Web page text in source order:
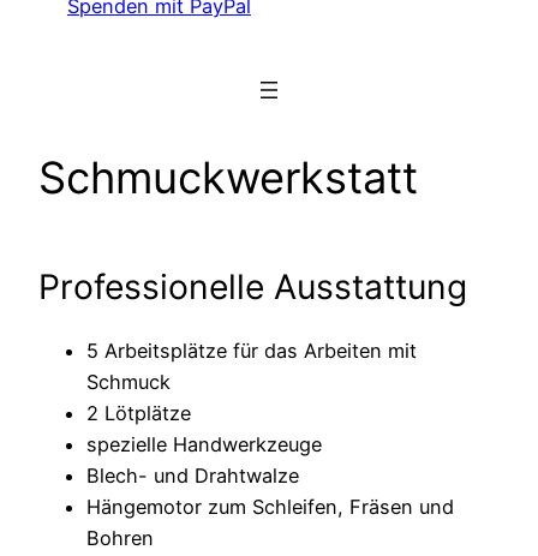
Spenden mit PayPal
Schmuckwerkstatt
Professionelle Ausstattung
5 Arbeitsplätze für das Arbeiten mit
Schmuck
2 Lötplätze
spezielle Handwerkzeuge
Blech- und Drahtwalze
Hängemotor zum Schleifen, Fräsen und
Bohren